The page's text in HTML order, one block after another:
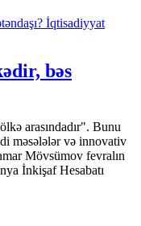
İqtisadiyyat
bəs
arasındadır". Bunu
məsələlər və innovativ
Mövsümov fevralın
İnkişaf Hesabatı